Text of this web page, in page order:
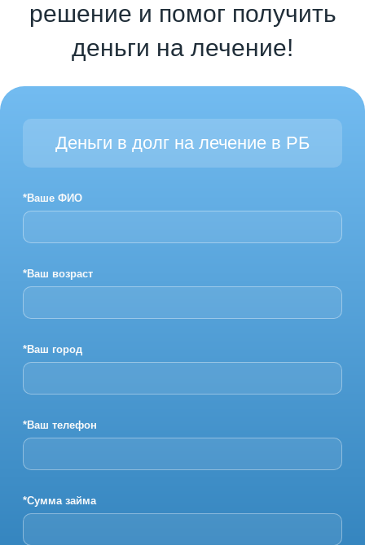
решение и помог получить
деньги на лечение!
Деньги в долг на лечение в РБ
*Ваше ФИО
*Ваш возраст
*Ваш город
*Ваш телефон
*Сумма займа